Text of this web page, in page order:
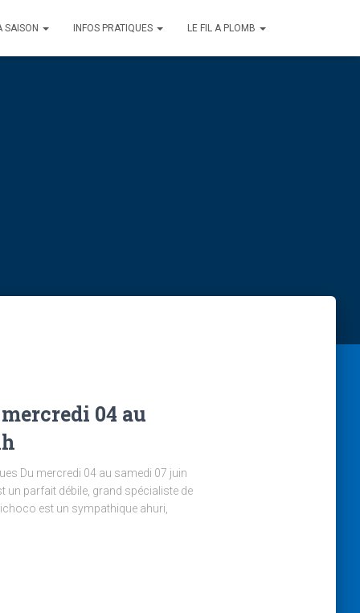
SAISON INFOS PRATIQUES LE FIL A PLOMB
04 au
Du mercredi 04 au samedi 07 juin
un parfait débile, grand spécialiste de
est un sympathique ahuri,